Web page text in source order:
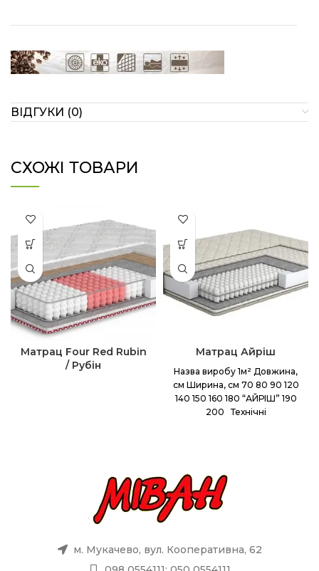
ВІДГУКИ (0)
СХОЖІ ТОВАРИ
Матрац Four Red Rubin
/ Рубін
Матрац Айріш
Назва виробу 1м² Довжина,
см Ширина, см 70 80 90 120
140 150 160 180 “АЙРІШ” 190
200 Технічні
м. Мукачево, вул. Кооперативна, 62